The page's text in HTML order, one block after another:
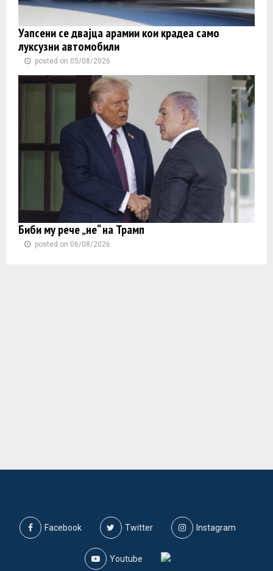
Уапсени се двајца арамии кои крадеа само
луксузни автомобили
posted on 05/08/2026
Биби му рече „не“ на Трамп
posted on 06/08/2026
Facebook Twitter Instagram
Youtube